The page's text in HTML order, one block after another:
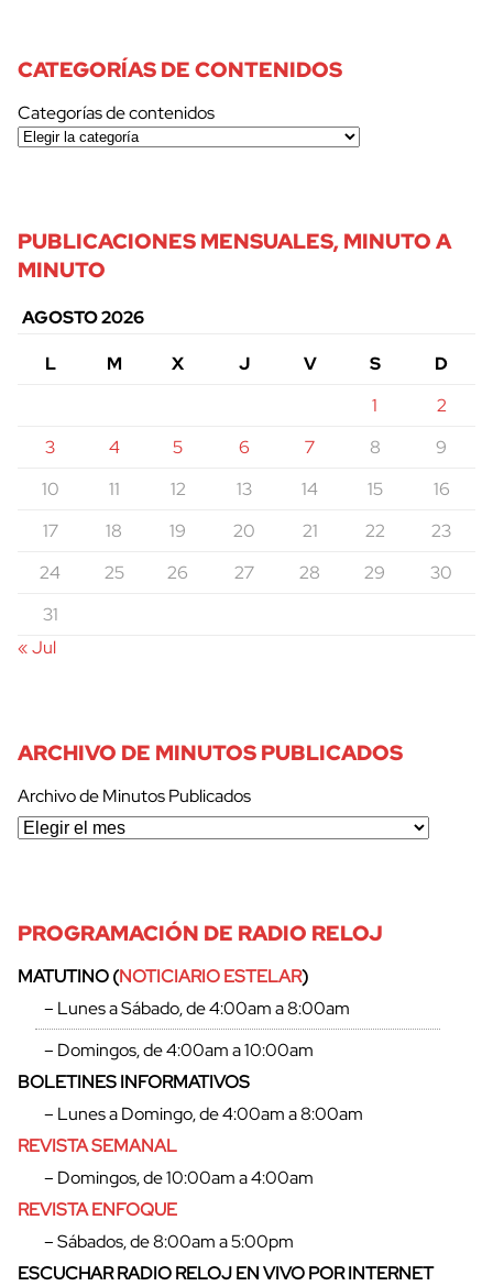
cerrar
CATEGORÍAS DE CONTENIDOS
Categorías de contenidos
PUBLICACIONES MENSUALES, MINUTO A
MINUTO
AGOSTO 2026
L
M X J V S
D
1
2
3
4 5 6 7 8
9
10
11 12 13 14 15
16
17
18 19 20 21 22
23
24
25 26 27 28 29
30
31
« Jul
ARCHIVO DE MINUTOS PUBLICADOS
Archivo de Minutos Publicados
PROGRAMACIÓN DE RADIO RELOJ
MATUTINO (NOTICIARIO ESTELAR)
– Lunes a Sábado, de 4:00am a 8:00am
– Domingos, de 4:00am a 10:00am
BOLETINES INFORMATIVOS
– Lunes a Domingo, de 4:00am a 8:00am
REVISTA SEMANAL
– Domingos, de 10:00am a 4:00am
REVISTA ENFOQUE
– Sábados, de 8:00am a 5:00pm
ESCUCHAR RADIO RELOJ EN VIVO POR INTERNET